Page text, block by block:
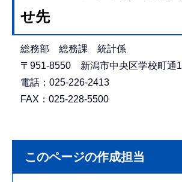
せ先
総務部 総務課 統計係
〒951-8550 新潟市中央区学校町通
電話：025-226-2413
FAX：025-228-5500
このページの作成担当